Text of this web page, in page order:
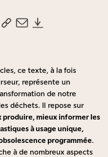
ce texte, à la fois
représente un
de notre
déchets. Il repose sur
produire, mieux informer les
à usage unique,
programmée.
à de nombreux aspects